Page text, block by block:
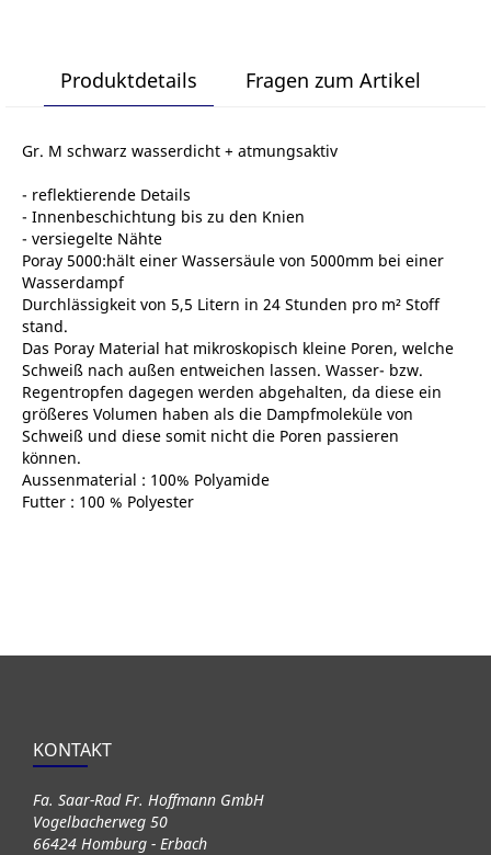
Produktdetails Fragen zum Artikel
Gr. M schwarz wasserdicht + atmungsaktiv
- reflektierende Details
- Innenbeschichtung bis zu den Knien
- versiegelte Nähte
Poray 5000:hält einer Wassersäule von 5000mm bei einer
Wasserdampf
Durchlässigkeit von 5,5 Litern in 24 Stunden pro m² Stoff
stand.
Das Poray Material hat mikroskopisch kleine Poren, welche
Schweiß nach außen entweichen lassen. Wasser- bzw.
Regentropfen dagegen werden abgehalten, da diese ein
größeres Volumen haben als die Dampfmoleküle von
Schweiß und diese somit nicht die Poren passieren
können.
Aussenmaterial : 100% Polyamide
Futter : 100 % Polyester
KONTAKT
Fa. Saar-Rad Fr. Hoffmann GmbH
Vogelbacherweg 50
66424 Homburg - Erbach